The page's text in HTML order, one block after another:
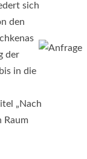
sich
den
der
in die
„Nach
Raum